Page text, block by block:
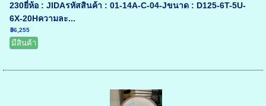
230ยี่ห้อ : JIDAรหัสสินค้า : 01-14A-C-04-Jขนาด : D125-6T-5U-
6X-20Hความละ...
฿6,255
มีสินค้า